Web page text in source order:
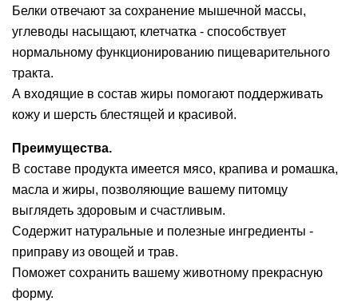
Белки отвечают за сохранение мышечной массы,
углеводы насыщают, клетчатка - способствует
нормальному функционированию пищеварительного
тракта.
А входящие в состав жиры помогают поддерживать
кожу и шерсть блестящей и красивой.
Преимущества.
В составе продукта имеется мясо, крапива и ромашка,
масла и жиры, позволяющие вашему питомцу
выглядеть здоровым и счастливым.
Содержит натуральные и полезные ингредиенты -
приправу из овощей и трав.
Поможет сохранить вашему животному прекрасную
форму.